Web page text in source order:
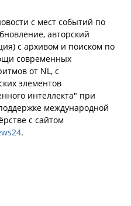
с мест событий по
авторский
с архивом и поиском по
современных
от NL, с
элементов
интеллекта" при
международной
с сайтом
.